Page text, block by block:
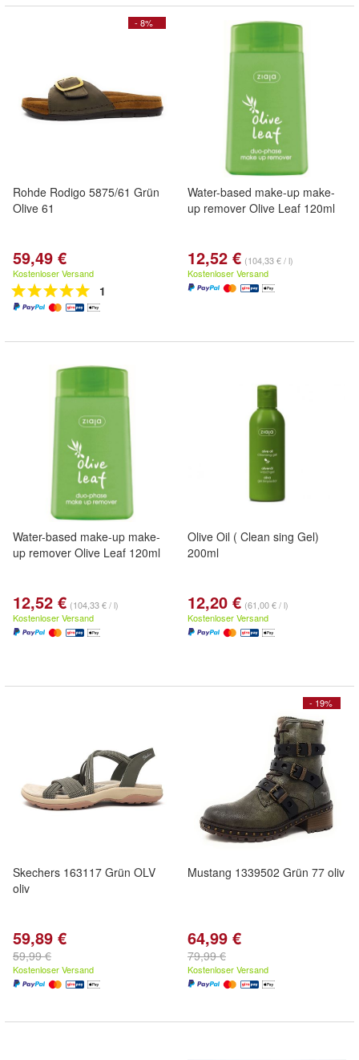
- 8%
Rohde Rodigo 5875/61 Grün
Olive 61
59,49 €
Kostenloser Versand
1
Water-based make-up make-
up remover Olive Leaf 120ml
12,52 € (104,33 € / l)
Kostenloser Versand
Water-based make-up make-
up remover Olive Leaf 120ml
12,52 € (104,33 € / l)
Kostenloser Versand
Olive Oil ( Clean sing Gel)
200ml
12,20 € (61,00 € / l)
Kostenloser Versand
Skechers 163117 Grün OLV
oliv
59,89 €
59,99 €
Kostenloser Versand
- 19%
Mustang 1339502 Grün 77 oliv
64,99 €
79,99 €
Kostenloser Versand